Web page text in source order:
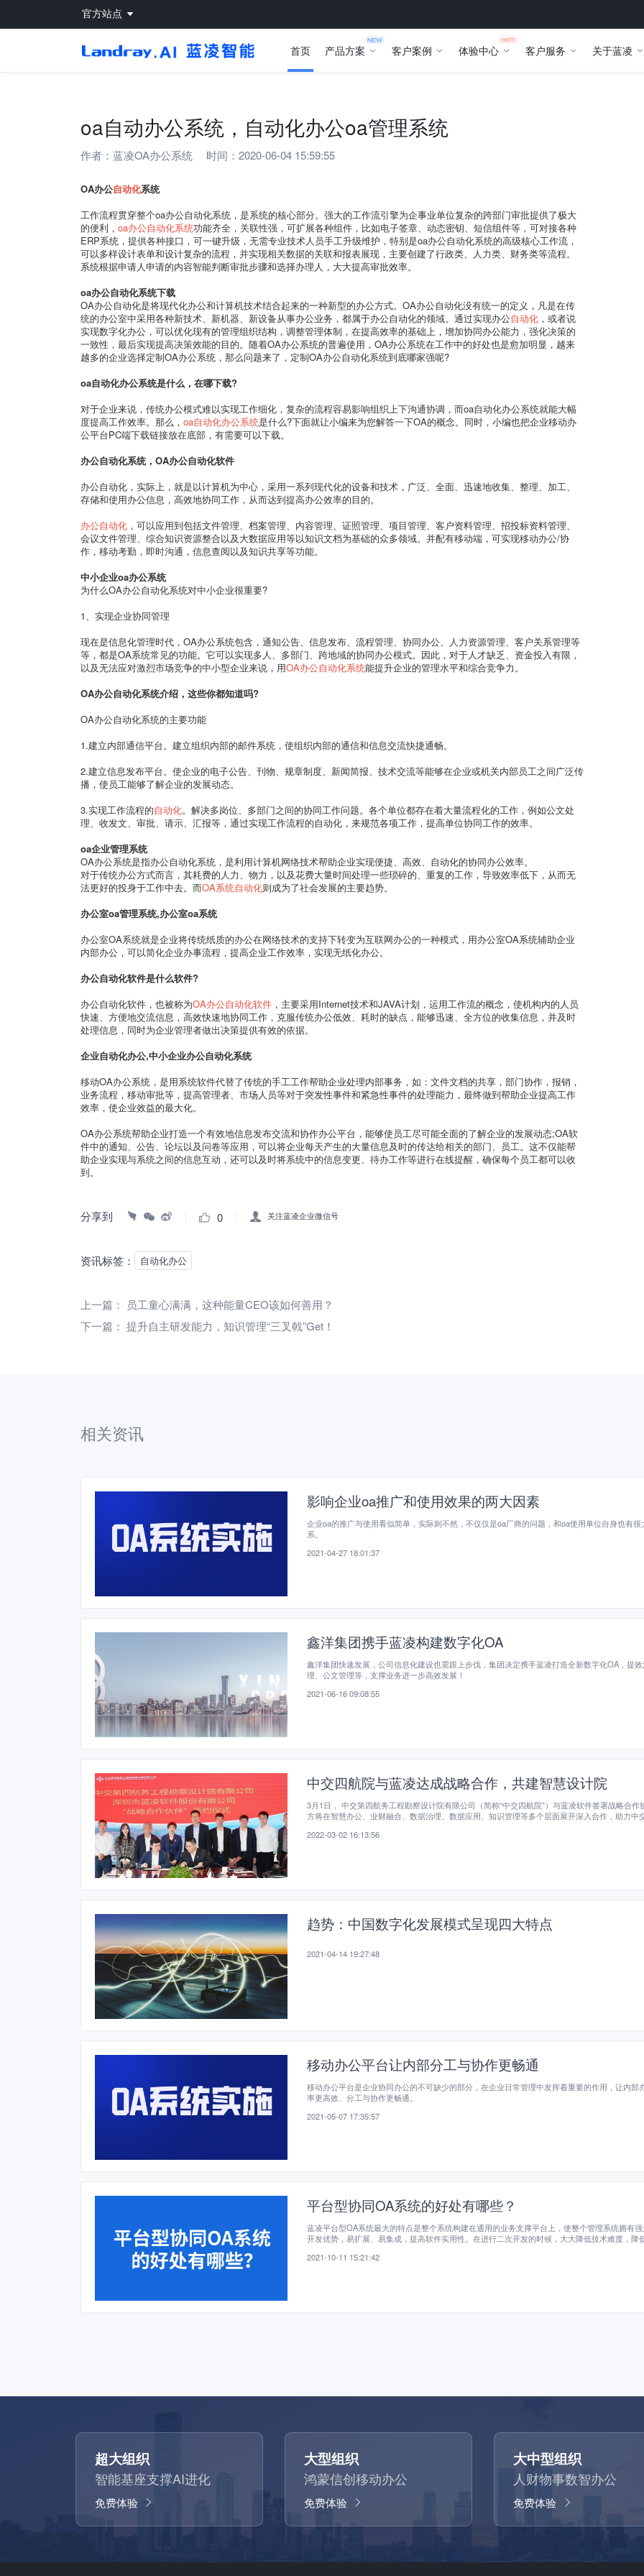
官方站点
首页 产品方案 客户案例 体验中心 客户服务 关于蓝凌
oa自动办公系统，自动化办公oa管理系统
作者： 蓝凌OA办公系统 时间：2020-06-04 15:59:55
OA办公自动化系统
工作流程贯穿整个oa办公自动化系统，是系统的核心部分。强大的工作流引擎为企事业单位复杂的跨部门审批提供了极大
的便利， oa办公自动化系统功能齐全，关联性强，可扩展各种组件，比如电子签章、动态密钥、短信组件等，可对接各种
ERP系统，提供各种接口，可一键升级，无需专业技术人员手工升级维护，特别是oa办公自动化系统的高级核心工作流，
可以多样设计表单和设计复杂的流程，并实现相关数据的关联和报表展现，主要创建了行政类、人力类、财务类等流程。
系统根据申请人申请的内容智能判断审批步骤和选择办理人，大大提高审批效率。
oa办公自动化系统下载
OA办公自动化是将现代化办公和计算机技术结合起来的一种新型的办公方式。OA办公自动化没有统一的定义，凡是在传
统的办公室中采用各种新技术、新机器、新设备从事办公业务，都属于办公自动化的领域。通过实现办公自动化 ，或者说
实现数字化办公，可以优化现有的管理组织结构，调整管理体制，在提高效率的基础上，增加协同办公能力，强化决策的
一致性，最后实现提高决策效能的目的。随着OA办公系统的普遍使用，OA办公系统在工作中的好处也是愈加明显，越来
越多的企业选择定制OA办公系统，那么问题来了，定制OA办公自动化系统到底哪家强呢?
oa自动化办公系统是什么，在哪下载?
对于企业来说，传统办公模式难以实现工作细化，复杂的流程容易影响组织上下沟通协调，而oa自动化办公系统就能大幅
度提高工作效率。那么， oa自动化办公系统是什么?下面就让小编来为您解答一下OA的概念。同时，小编也把企业移动办
公平台PC端下载链接放在底部，有需要可以下载。
办公自动化系统，OA办公自动化软件
办公自动化，实际上，就是以计算机为中心，采用一系列现代化的设备和技术，广泛、全面、迅速地收集、整理、加工、
存储和使用办公信息，高效地协同工作，从而达到提高办公效率的目的。
办公自动化 ，可以应用到包括文件管理、档案管理、内容管理、证照管理、项目管理、客户资料管理、招投标资料管理、
会议文件管理、综合知识资源整合以及大数据应用等以知识文档为基础的众多领域。并配有移动端，可实现移动办公/协
作，移动考勤，即时沟通，信息查阅以及知识共享等功能。
中小企业oa办公系统
为什么OA办公自动化系统对中小企业很重要?
1、实现企业协同管理
现在是信息化管理时代，OA办公系统包含，通知公告、信息发布、流程管理、协同办公、人力资源管理、客户关系管理等
等，都是OA系统常见的功能。它可以实现多人、多部门、跨地域的协同办公模式。因此，对于人才缺乏、资金投入有限，
以及无法应对激烈市场竞争的中小型企业来说，用OA办公自动化系统能提升企业的管理水平和综合竞争力。
OA办公自动化系统介绍，这些你都知道吗?
OA办公自动化系统的主要功能
1.建立内部通信平台。建立组织内部的邮件系统，使组织内部的通信和信息交流快捷通畅。
2.建立信息发布平台。使企业的电子公告、刊物、规章制度、新闻简报、技术交流等能够在企业或机关内部员工之间广泛传
播，使员工能够了解企业的发展动态。
3.实现工作流程的自动化。解决多岗位、多部门之间的协同工作问题。各个单位都存在着大量流程化的工作，例如公文处
理、收发文、审批、请示、汇报等，通过实现工作流程的自动化，来规范各项工作，提高单位协同工作的效率。
oa企业管理系统
OA办公系统是指办公自动化系统，是利用计算机网络技术帮助企业实现便捷、高效、自动化的协同办公效率。
对于传统办公方式而言，其耗费的人力、物力，以及花费大量时间处理一些琐碎的、重复的工作，导致效率低下，从而无
法更好的投身于工作中去。而OA系统自动化则成为了社会发展的主要趋势。
办公室oa管理系统,办公室oa系统
办公室OA系统就是企业将传统纸质的办公在网络技术的支持下转变为互联网办公的一种模式，用办公室OA系统辅助企业
内部办公，可以简化企业办事流程，提高企业工作效率，实现无纸化办公。
办公自动化软件是什么软件?
办公自动化软件，也被称为OA办公自动化软件 ，主要采用Internet技术和JAVA计划，运用工作流的概念，使机构内的人员
快速、方便地交流信息，高效快速地协同工作，克服传统办公低效、耗时的缺点，能够迅速、全方位的收集信息，并及时
处理信息，同时为企业管理者做出决策提供有效的依据。
企业自动化办公,中小企业办公自动化系统
移动OA办公系统，是用系统软件代替了传统的手工工作帮助企业处理内部事务，如：文件文档的共享，部门协作，报销，
业务流程，移动审批等，提高管理者、市场人员等对于突发性事件和紧急性事件的处理能力，最终做到帮助企业提高工作
效率，使企业效益的最大化。
OA办公系统帮助企业打造一个有效地信息发布交流和协作办公平台，能够使员工尽可能全面的了解企业的发展动态;OA软
件中的通知、公告、论坛以及问卷等应用，可以将企业每天产生的大量信息及时的传达给相关的部门、员工。这不仅能帮
助企业实现与系统之间的信息互动，还可以及时将系统中的信息变更、待办工作等进行在线提醒，确保每个员工都可以收
到。
分享到 0 关注蓝凌企业微信号
资讯标签： 自动化办公
上一篇：
员工童心满满，这种能量CEO该如何善用？
下一篇： 提升自主研发能力，知识管理“三叉戟”Get！
相关资讯
影响企业oa推广和使用效果的两大因素
企业oa的推广与使用看似简单，实际则不然，不仅仅是oa厂商的问题，和oa使用单位自身也有很
系。
2021-04-27 18:01:37
鑫洋集团携手蓝凌构建数字化OA
鑫洋集团快速发展，公司信息化建设也需跟上步伐，集团决定携手蓝凌打造全新数字化OA，提
理、公文管理等，支撑业务进一步高效发展！
2021-06-16 09:08:55
中交四航院与蓝凌达成战略合作，共建智慧设计院
3月1日， 中交第四航务工程勘察设计院有限公司（简称“中交四航院”）与蓝凌软件签署战略合作
方将在智慧办公、业财融合、数据治理、数据应用、知识管理等多个层面展开深入合作，助力中
2022-03-02 16:13:56
趋势：中国数字化发展模式呈现四大特点
2021-04-14 19:27:48
移动办公平台让内部分工与协作更畅通
移动办公平台是企业协同办公的不可缺少的部分，在企业日常管理中发挥着重要的作用，让内部
率更高效、分工与协作更畅通。
2021-05-07 17:35:57
平台型协同OA系统的好处有哪些？
蓝凌平台型OA系统最大的特点是整个系统构建在通用的业务支撑平台上，使整个管理系统拥有
开发优势，易扩展、易集成，提高软件实用性。在进行二次开发的时候，大大降低技术难度，降
2021-10-11 15:21:42
超大组织
智能基座支撑AI进化
免费体验
大型组织
鸿蒙信创移动办公
免费体验
大中型组织
人财物事数智办公
免费体验